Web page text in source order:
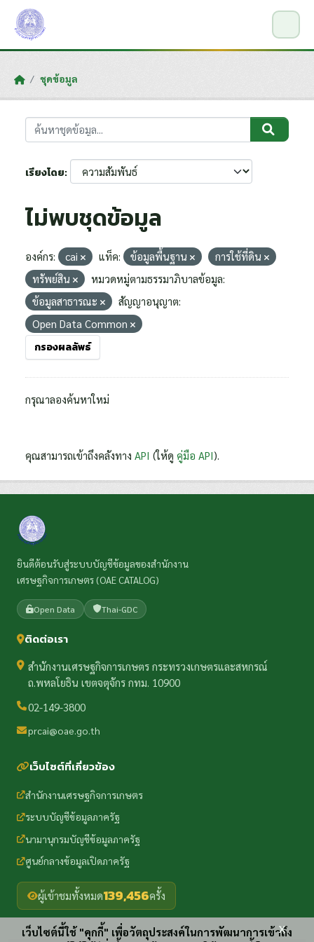
Skip to main content
ชุดข้อมูล
เรียงโดย
ไม่พบชุดข้อมูล
องค์กร: cai แท็ค: ข้อมูลพื้นฐาน
การใช้ที่ดิน
ทรัพย์สิน
หมวดหมู่ตามธรรมาภิบาลข้อมูล:
ข้อมูลสาธารณะ
สัญญาอนุญาต:
Open Data Common
กรองผลลัพธ์
กรุณาลองค้นหาใหม่
คุณสามารถเข้าถึงคลังทาง API (ให้ดู คู่มือ API).
ยินดีต้อนรับสู่ระบบบัญชีข้อมูลของสำนักงาน
เศรษฐกิจการเกษตร (OAE CATALOG)
Open Data Thai-GDC
ติดต่อเรา
สำนักงานเศรษฐกิจการเกษตร กระทรวงเกษตรและสหกรณ์
ถ.พหลโยธิน เขตจตุจักร กทม. 10900
02-149-3800
prcai@oae.go.th
เว็บไซต์ที่เกี่ยวข้อง
สำนักงานเศรษฐกิจการเกษตร
ระบบบัญชีข้อมูลภาครัฐ
นามานุกรมบัญชีข้อมูลภาครัฐ
ศูนย์กลางข้อมูลเปิดภาครัฐ
ผู้เข้าชมทั้งหมด139,456ครั้ง
เว็บไซต์นี้ใช้ "คุกกี้" เพื่อวัตถุประสงค์ในการพัฒนาการเข้าถึง
x